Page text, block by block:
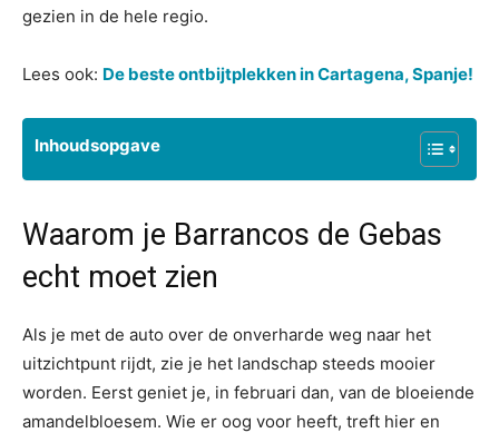
gezien in de hele regio.
Lees ook: De beste ontbijtplekken in Cartagena, Spanje!
Inhoudsopgave
Waarom je Barrancos de Gebas
echt moet zien
Als je met de auto over de onverharde weg naar het
uitzichtpunt rijdt, zie je het landschap steeds mooier
worden. Eerst geniet je, in februari dan, van de bloeiende
amandelbloesem. Wie er oog voor heeft, treft hier en